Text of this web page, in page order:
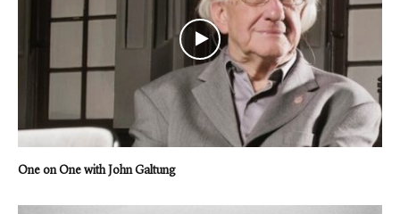
One on One with John Galtung